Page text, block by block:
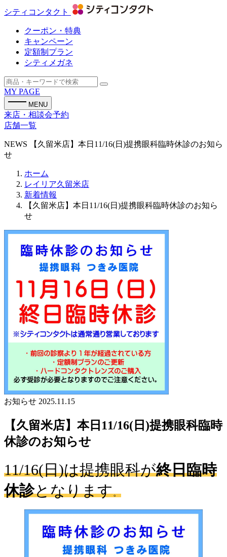
シティコンタクト
クーポン・特典
キャンペーン
定額制プラン
シティメガネ
MY PAGE
MENU
来店・相談会予約
店舗一覧
NEWS
【久留米店】本日11/16(日)提携眼科臨時休診のお知ら
せ
ホーム
レイリア久留米店
新着情報
【久留米店】本日11/16(日)提携眼科臨時休診のお知ら
せ
お知らせ 2025.11.15
【久留米店】本日11/16(日)提携眼科臨時
休診のお知らせ
11/16(日)は提携眼科が終日臨時
休診となります。